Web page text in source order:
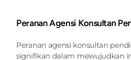
Peranan Agensi Konsultan
Peranan agensi konsultan
signifikan dalam mewujudkan